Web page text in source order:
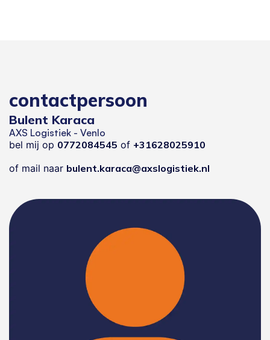
contactpersoon
Bulent Karaca
AXS Logistiek - Venlo
bel mij op 0772084545 of +31628025910
of mail naar bulent.karaca@axslogistiek.nl